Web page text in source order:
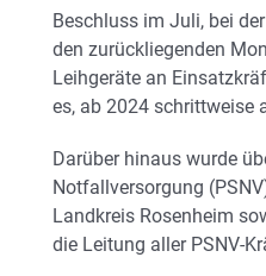
Beschluss im Juli, bei
den zurückliegenden
Leihgeräte an
es, ab 2024 schrittweise
Darüber hinaus wurde
Notfallversorgung
Landkreis Rosenheim
die Leitung aller PSNV-